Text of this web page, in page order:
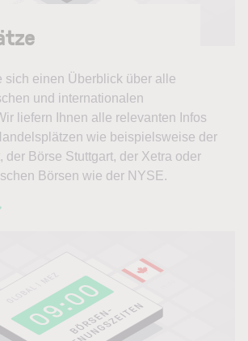
sich einen Überblick über alle
und internationalen
liefern Ihnen alle relevanten Infos
wie beispielsweise der
der Börse Stuttgart, der Xetra oder
Börsen wie der NYSE.